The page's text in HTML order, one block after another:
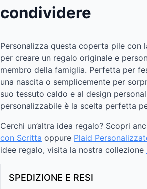
condividere
Personalizza questa coperta pile con
per creare un regalo originale e
membro della famiglia. Perfetta per
una nascita o semplicemente per
suo tessuto caldo e al design
personalizzabile è la scelta perfetta
Cerchi un’altra idea regalo? Scopri
con Scritta oppure Plaid
idee regalo, visita la nostra collezione
SPEDIZIONE E RESI